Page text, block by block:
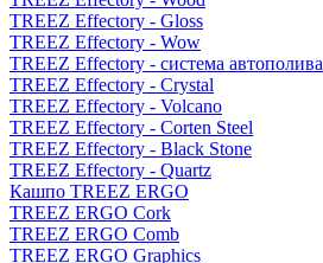
TREEZ Effectory - Gloss
TREEZ Effectory - Wow
TREEZ Effectory - система автополива
TREEZ Effectory - Crystal
TREEZ Effectory - Volcano
TREEZ Effectory - Corten Steel
TREEZ Effectory - Black Stone
TREEZ Effectory - Quartz
Кашпо TREEZ ERGO
TREEZ ERGO Cork
TREEZ ERGO Comb
TREEZ ERGO Graphics